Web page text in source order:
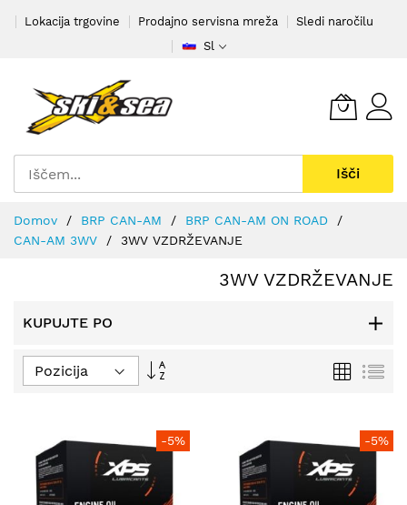
na
Lokacija trgovine Prodajno servisna mreža
Sledi naročilu
Sl
Išči
Domov BRP CAN-AM
BRP CAN-AM ON ROAD
CAN-AM 3WV
3WV VZDRŽEVANJE
3WV VZDRŽEVANJE
KUPUJTE PO
Nastavi
Mreža
-5% -5%